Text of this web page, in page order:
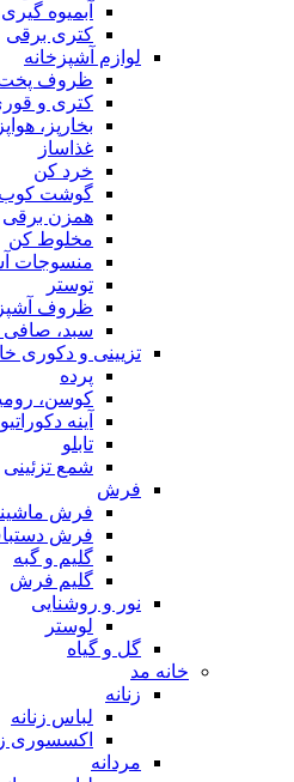
آبمیوه گیری
کتری برقی
لوازم آشپزخانه
ظروف پخت
کتری و
بخارپز، هواپز
غذاساز
خرد کن
گوشت کوب
همزن برقی
مخلوط کن
منسوجات
توستر
ظروف
سبد،
تزیینی و دکوری
پرده
کوسن،
آینه دکوراتیو
تابلو
شمع تزئینی
فرش
فرش
فرش
گلیم و گبه
گلیم فرش
نور و روشنایی
لوستر
گل و گیاه
خانه مد
زنانه
لباس زنانه
اکسسوری
مردانه